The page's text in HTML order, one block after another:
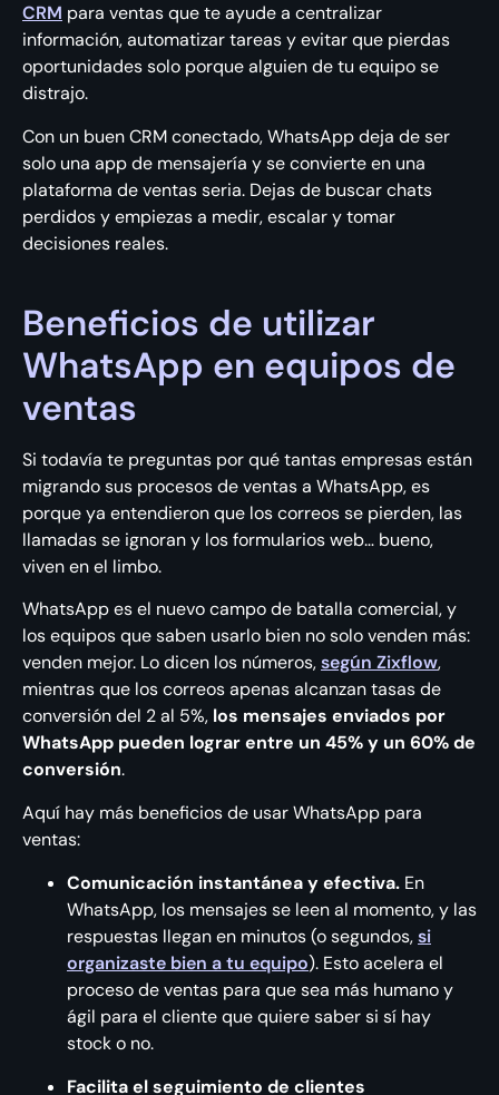
CRM para ventas que te ayude a centralizar
información, automatizar tareas y evitar que pierdas
oportunidades solo porque alguien de tu equipo se
distrajo.
Con un buen CRM conectado, WhatsApp deja de ser
solo una app de mensajería y se convierte en una
plataforma de ventas seria. Dejas de buscar chats
perdidos y empiezas a medir, escalar y tomar
decisiones reales.
Beneficios de utilizar
WhatsApp en equipos de
ventas
Si todavía te preguntas por qué tantas empresas están
migrando sus procesos de ventas a WhatsApp, es
porque ya entendieron que los correos se pierden, las
llamadas se ignoran y los formularios web… bueno,
viven en el limbo.
WhatsApp es el nuevo campo de batalla comercial, y
los equipos que saben usarlo bien no solo venden más:
venden mejor. Lo dicen los números,según Zixflow,
mientras que los correos apenas alcanzan tasas de
conversión del 2 al 5%, los mensajes enviados por
WhatsApp pueden lograr entre un 45% y un 60% de
conversión.
Aquí hay más beneficios de usar WhatsApp para
ventas:
Comunicación instantánea y efectiva. En
WhatsApp, los mensajes se leen al momento, y las
respuestas llegan en minutos (o segundos,si
organizaste bien a tu equipo). Esto acelera el
proceso de ventas para que sea más humano y
ágil para el cliente que quiere saber si sí hay
stock o no.
Facilita el seguimiento de clientes